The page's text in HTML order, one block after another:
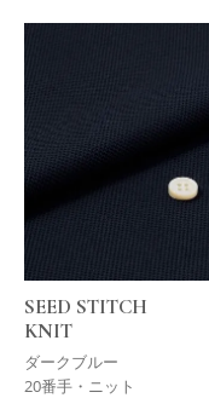
SEED STITCH
KNIT
ダークブルー
20番手・ニット